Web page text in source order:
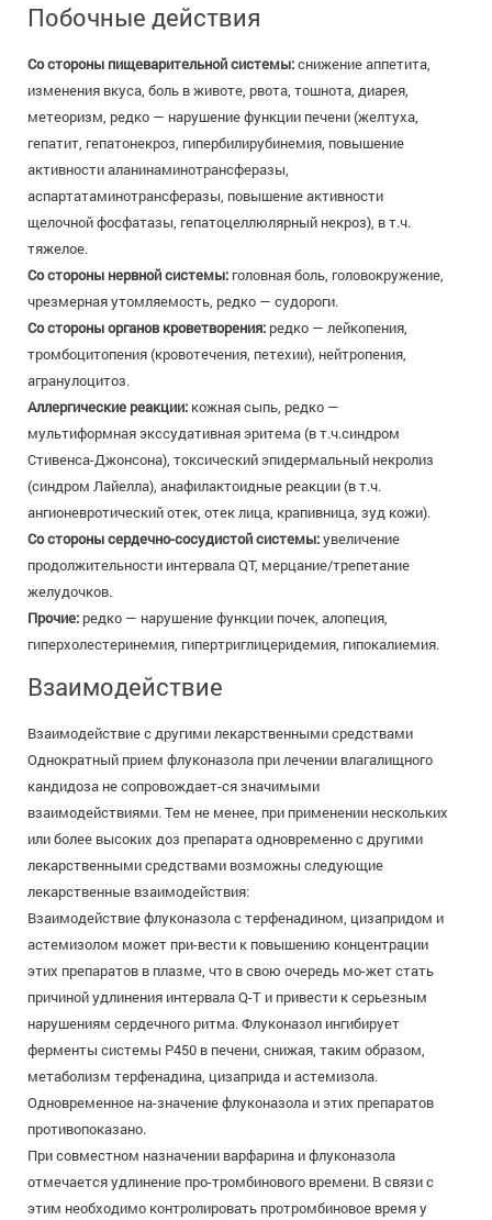
Побочные действия
Со стороны пищеварительной системы:снижение аппетита,
изменения вкуса, боль в животе, рвота, тошнота, диарея,
метеоризм, редко — нарушение функции печени (желтуха,
гепатит, гепатонекроз, гипербилирубинемия, повышение
активности аланинаминотрансферазы,
аспартатаминотрансферазы, повышение активности
щелочной фосфатазы, гепатоцеллюлярный некроз), в т.ч.
тяжелое.
Со стороны нервной системы: головная боль, головокружение,
чрезмерная утомляемость, редко — судороги.
Со стороны органов кроветворения: редко — лейкопения,
тромбоцитопения (кровотечения, петехии), нейтропения,
агранулоцитоз.
Аллергические реакции: кожная сыпь, редко —
мультиформная экссудативная эритема (в т.ч.синдром
Стивенса-Джонсона), токсический эпидермальный некролиз
(синдром Лайелла), анафилактоидные реакции (в т.ч.
ангионевротический отек, отек лица, крапивница, зуд кожи).
Со стороны сердечно-сосудистой системы:увеличение
продолжительности интервала QT, мерцание/трепетание
желудочков.
Прочие: редко — нарушение функции почек, алопеция,
гиперхолестеринемия, гипертриглицеридемия, гипокалиемия.
Взаимодействие
Взаимодействие с другими лекарственными средствами
Однократный прием флуконазола при лечении влагалищного
кандидоза не сопровождает-ся значимыми
взаимодействиями. Тем не менее, при применении нескольких
или более высоких доз препарата одновременно с другими
лекарственными средствами возможны следующие
лекарственные взаимодействия:
Взаимодействие флуконазола с терфенадином, цизапридом и
астемизолом может при-вести к повышению концентрации
этих препаратов в плазме, что в свою очередь мо-жет стать
причиной удлинения интервала Q-T и привести к серьезным
нарушениям сердечного ритма. Флуконазол ингибирует
ферменты системы Р450 в печени, снижая, таким образом,
метаболизм терфенадина, цизаприда и астемизола.
Одновременное на-значение флуконазола и этих препаратов
противопоказано.
При совместном назначении варфарина и флуконазола
отмечается удлинение про-тромбинового времени. В связи с
этим необходимо контролировать протромбиновое время у